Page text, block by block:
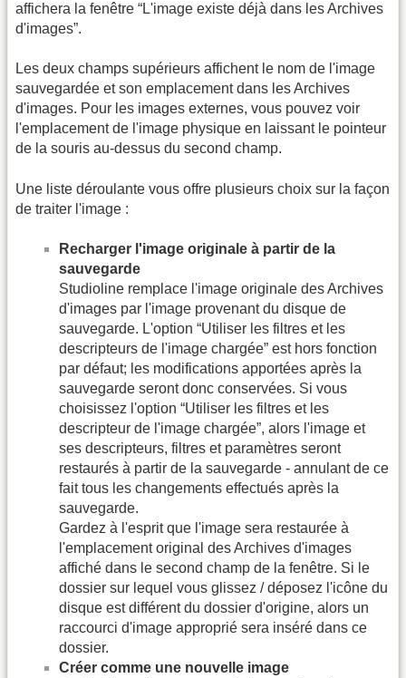
affichera la fenêtre “L'image existe déjà dans les Archives
d'images”.
Les deux champs supérieurs affichent le nom de l'image
sauvegardée et son emplacement dans les Archives
d'images. Pour les images externes, vous pouvez voir
l'emplacement de l'image physique en laissant le pointeur
de la souris au-dessus du second champ.
Une liste déroulante vous offre plusieurs choix sur la façon
de traiter l'image :
Recharger l'image originale à partir de la
sauvegarde
Studioline remplace l'image originale des Archives
d'images par l'image provenant du disque de
sauvegarde. L'option “Utiliser les filtres et les
descripteurs de l'image chargée” est hors fonction
par défaut; les modifications apportées après la
sauvegarde seront donc conservées. Si vous
choisissez l'option “Utiliser les filtres et les
descripteur de l'image chargée”, alors l'image et
ses descripteurs, filtres et paramètres seront
restaurés à partir de la sauvegarde - annulant de ce
fait tous les changements effectués après la
sauvegarde.
Gardez à l'esprit que l'image sera restaurée à
l'emplacement original des Archives d'images
affiché dans le second champ de la fenêtre. Si le
dossier sur lequel vous glissez / déposez l'icône du
disque est différent du dossier d'origine, alors un
raccourci d'image approprié sera inséré dans ce
dossier.
Créer comme une nouvelle image